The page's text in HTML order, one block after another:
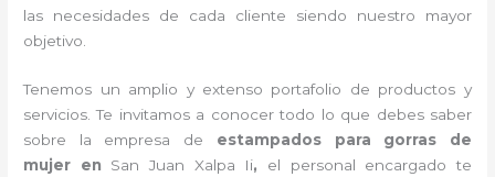
las necesidades de cada cliente siendo nuestro mayor
objetivo.
Tenemos un amplio y extenso portafolio de productos y
servicios. Te invitamos a conocer todo lo que debes saber
sobre la empresa de estampados para gorras de
mujer en San Juan Xalpa Ii, el personal encargado te